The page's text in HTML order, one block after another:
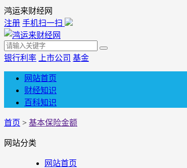
鸿运来财经网
注册 手机扫一扫
银行利率 上市公司 基金
网站首页
财经知识
百科知识
首页 > 基本保险金额
网站分类
网站首页